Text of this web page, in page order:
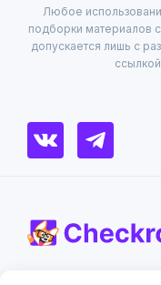
Любое
подборки материалов
допускается лишь с